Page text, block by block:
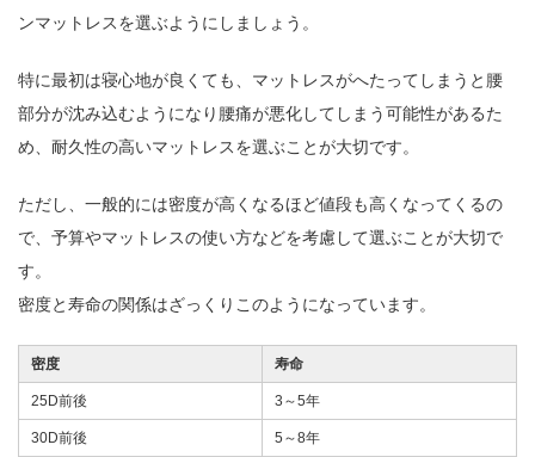
ンマットレスを選ぶようにしましょう。
特に最初は寝心地が良くても、マットレスがへたってしまうと腰
部分が沈み込むようになり腰痛が悪化してしまう可能性があるた
め、耐久性の高いマットレスを選ぶことが大切です。
ただし、一般的には密度が高くなるほど値段も高くなってくるの
で、予算やマットレスの使い方などを考慮して選ぶことが大切で
す。
密度と寿命の関係はざっくりこのようになっています。
密度 寿命
25D前後 3～5年
30D前後 5～8年